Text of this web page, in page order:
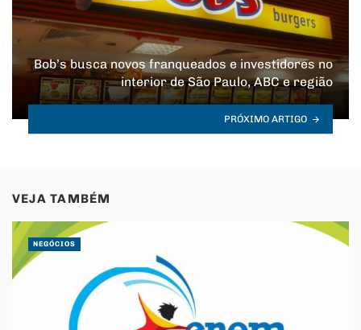
Bob’s busca novos franqueados e investidores no
interior de São Paulo, ABC e região
PRÓXIMO ARTIGO
VEJA TAMBÉM
NEGÓCIOS